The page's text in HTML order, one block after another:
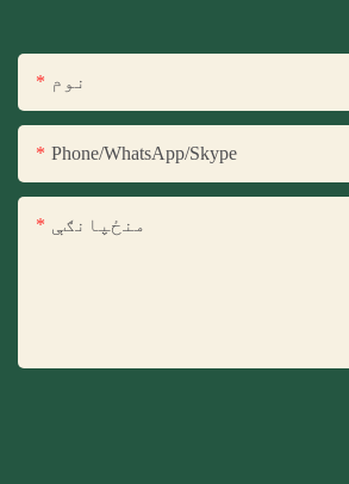
نوم
Phone/WhatsApp/Skype
منځپانګې